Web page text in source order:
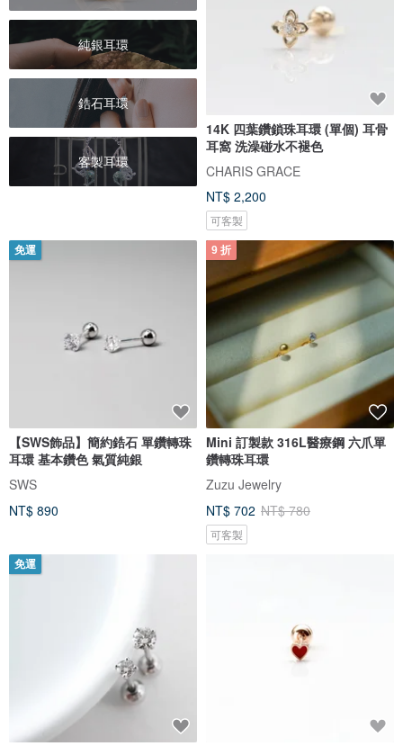
純銀耳環
鋯石耳環
客製耳環
14K 四葉鑽鎖珠耳環 (單個) 耳骨
耳窩 洗澡碰水不褪色
CHARIS GRACE
NT$ 2,200
可客製
免運
【SWS飾品】簡約鋯石 單鑽轉珠
耳環 基本鑽色 氣質純銀
SWS
NT$ 890
9 折
Mini 訂製款 316L醫療鋼 六爪單
鑽轉珠耳環
Zuzu Jewelry
NT$ 702 NT$ 780
可客製
免運